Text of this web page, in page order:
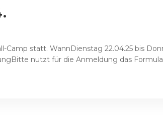
statt. WannDienstag 22.04.25 bis
nutzt für die Anmeldung das